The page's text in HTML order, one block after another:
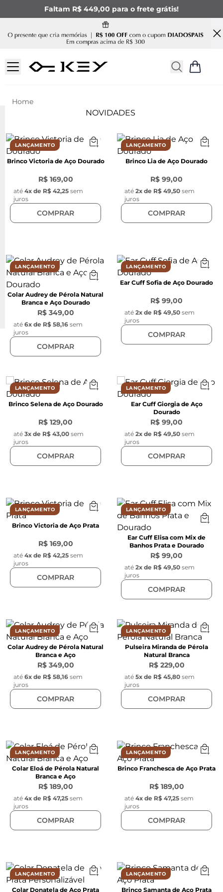
Faltam R$ 449,00 para o frete grátis!
NOVIDADES
LANÇAMENTO
Brinco Victoria de Aço Dourado
R$ 169,00
até 4x de R$ 42,25 sem
juros
COMPRAR
LANÇAMENTO
Brinco Lia de Aço Dourado
R$ 99,00
até 2x de R$ 49,50 sem
juros
COMPRAR
LANÇAMENTO
Colar Audrey de Pérola Natural
Branca e Aço Dourado
R$ 349,00
até 6x de R$ 58,16 sem
juros
COMPRAR
LANÇAMENTO
Ear Cuff Sofia de Aço Dourado
R$ 99,00
até 2x de R$ 49,50 sem
juros
COMPRAR
LANÇAMENTO
Brinco Selena de Aço Dourado
R$ 129,00
até 3x de R$ 43,00 sem
juros
COMPRAR
LANÇAMENTO
Ear Cuff Giorgia de Aço
Dourado
R$ 99,00
até 2x de R$ 49,50 sem
juros
COMPRAR
LANÇAMENTO
Brinco Victoria de Aço Prata
R$ 169,00
até 4x de R$ 42,25 sem
juros
COMPRAR
LANÇAMENTO
Ear Cuff Elisa com Mix de
Banhos Prata e Dourado
R$ 99,00
até 2x de R$ 49,50 sem
juros
COMPRAR
LANÇAMENTO
Colar Audrey de Pérola Natural
Branca e Aço
R$ 349,00
até 6x de R$ 58,16 sem
juros
COMPRAR
LANÇAMENTO
Pulseira Miranda de Pérola
Natural Branca
R$ 229,00
até 5x de R$ 45,80 sem
juros
COMPRAR
LANÇAMENTO
Colar Eloá de Pérola Natural
Branca e Aço
R$ 189,00
até 4x de R$ 47,25 sem
juros
COMPRAR
LANÇAMENTO
Brinco Franchesca de Aço Prata
R$ 189,00
até 4x de R$ 47,25 sem
juros
COMPRAR
LANÇAMENTO
Colar Donatela de Aço Prata
LANÇAMENTO
Brinco Samanta de Aço Prata